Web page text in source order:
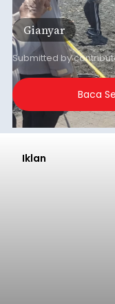
Iklan